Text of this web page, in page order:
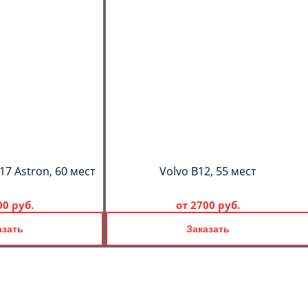
Astron, 60 мест
руб.
Volvo B12, 55 мест
от 2700 руб.
Заказать